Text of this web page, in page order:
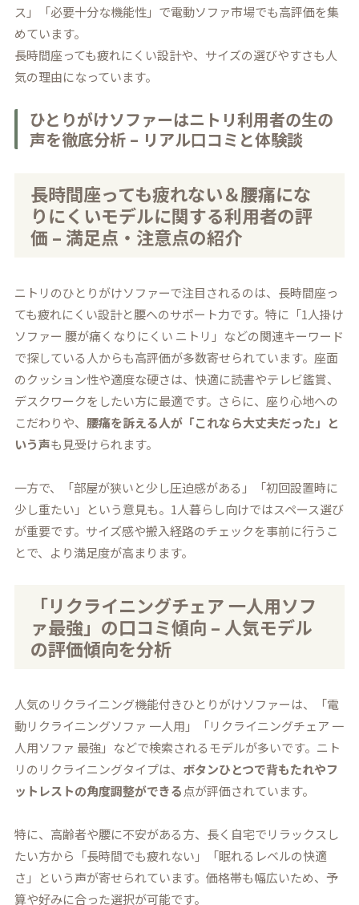
ス」「必要十分な機能性」で電動ソファ市場でも高評価を集
めています。
長時間座っても疲れにくい設計や、サイズの選びやすさも人
気の理由になっています。
ひとりがけソファーはニトリ利用者の生の
声を徹底分析 – リアル口コミと体験談
長時間座っても疲れない＆腰痛にな
りにくいモデルに関する利用者の評
価 – 満足点・注意点の紹介
ニトリのひとりがけソファーで注目されるのは、長時間座っ
ても疲れにくい設計と腰へのサポート力です。特に「1人掛け
ソファー 腰が痛くなりにくい ニトリ」などの関連キーワード
で探している人からも高評価が多数寄せられています。座面
のクッション性や適度な硬さは、快適に読書やテレビ鑑賞、
デスクワークをしたい方に最適です。さらに、座り心地への
こだわりや、腰痛を訴える人が「これなら大丈夫だった」と
いう声も見受けられます。
一方で、「部屋が狭いと少し圧迫感がある」「初回設置時に
少し重たい」という意見も。1人暮らし向けではスペース選び
が重要です。サイズ感や搬入経路のチェックを事前に行うこ
とで、より満足度が高まります。
「リクライニングチェア 一人用ソフ
ァ最強」の口コミ傾向 – 人気モデル
の評価傾向を分析
人気のリクライニング機能付きひとりがけソファーは、「電
動リクライニングソファ 一人用」「リクライニングチェア 一
人用ソファ 最強」などで検索されるモデルが多いです。ニト
リのリクライニングタイプは、 ボタンひとつで背もたれやフ
ットレストの角度調整ができる点が評価されています。
特に、高齢者や腰に不安がある方、長く自宅でリラックスし
たい方から「長時間でも疲れない」「眠れるレベルの快適
さ」という声が寄せられています。価格帯も幅広いため、予
算や好みに合った選択が可能です。